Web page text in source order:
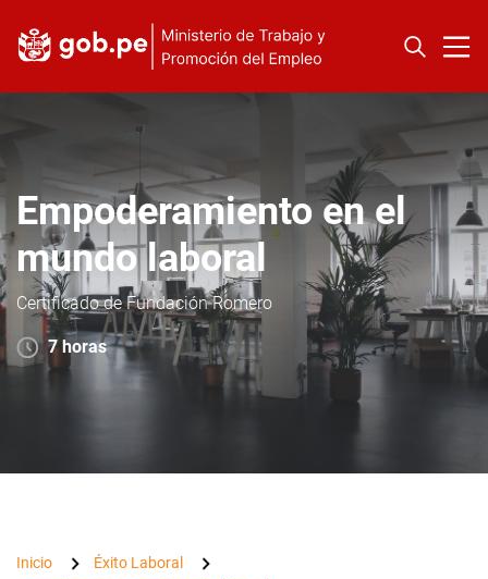
Empoderamiento en el
mundo laboral
Certificado de Fundación Romero
7 horas
Inicio
Éxito Laboral